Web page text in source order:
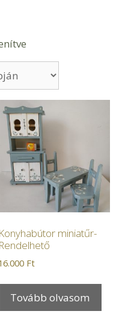
Konyhabútor miniatűr-
Rendelhető
Ft
Tovább olvasom